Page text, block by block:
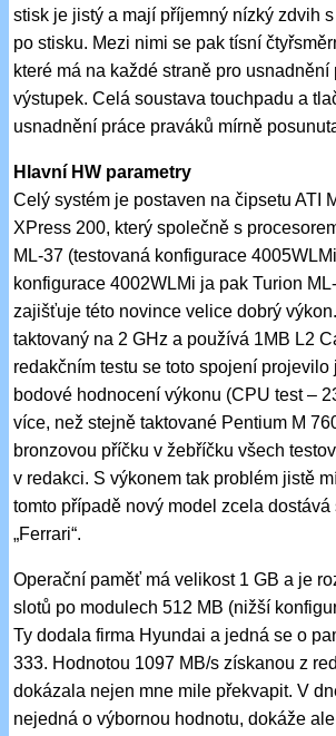
stisk je jistý a mají příjemný nízký zdvih
po stisku. Mezi nimi se pak tísní
které má na každé straně pro usnadnění
výstupek. Celá soustava touchpadu a
usnadnění práce praváků mírně
Hlavní HW parametry
Celý systém je postaven na čipsetu ATI
XPress 200, který společně s
ML-37 (testovaná konfigurace
konfigurace 4002WLMi ja pak Turion
zajišťuje této novince velice dobrý
taktovaný na 2 GHz a používá 1MB L2
redakčním testu se toto spojení
bodové hodnocení výkonu (CPU test –
více, než stejně taktované Pentium M
bronzovou příčku v žebříčku všech
v redakci. S výkonem tak problém jistě
tomto případě nový model zcela dostává
„Ferrari“.
Operační paměť má velikost 1 GB a je
slotů po modulech 512 MB (nižší
Ty dodala firma Hyundai a jedná se o
333. Hodnotou 1097 MB/s získanou z
dokázala nejen mne mile překvapit. V
nejedná o výbornou hodnotu, dokáže